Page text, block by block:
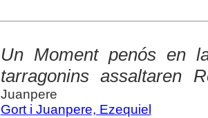
Un Moment penós en
tarragonins assaltaren
Juanpere
Gort i Juanpere, Ezequiel